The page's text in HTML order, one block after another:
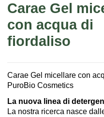
Carae Gel
con acqua di
fiordaliso
Carae Gel micellare con
PuroBio Cosmetics
La nuova linea di
La nostra ricerca nasce